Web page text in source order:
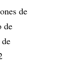
de
de